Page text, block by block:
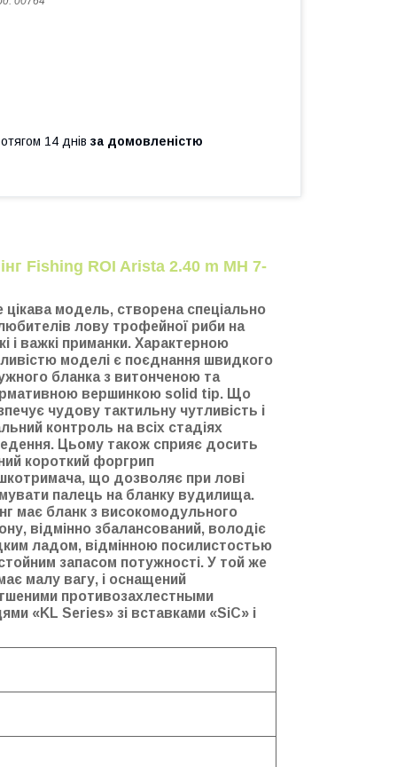
14 днів за домовленістю
Fishing ROI Arista 2.40 m MH 7-
модель, створена спеціально
лову трофейної риби на
і важкі приманки. Характерною
моделі є поєднання швидкого
бланка з витонченою та
вершинкою solid tip. Що
чудову тактильну чутливість і
контроль на всіх стадіях
Цьому також сприяє досить
короткий форгрип
що дозволяє при лові
палець на бланку вудилища.
має бланк з високомодульного
відмінно збалансований, володіє
ладом, відмінною посилистостью
запасом потужності. У той же
малу вагу, і оснащений
противозахлестными
«KL Series» зі вставками «SiC» і